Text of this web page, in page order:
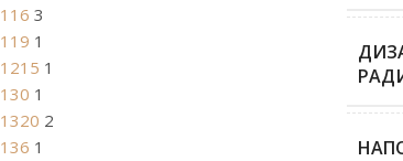
116 3
119 1
1215 1
130 1
1320 2
136 1